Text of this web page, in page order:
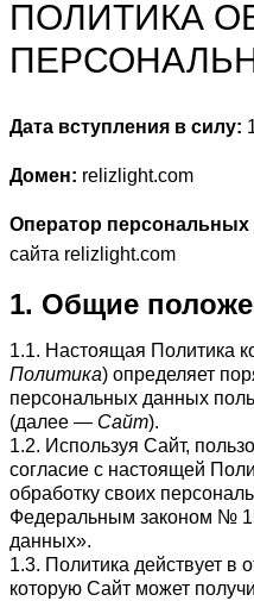
ПОЛИТИКА
Дата вступления в силу:
Домен: relizlight.com
Оператор
сайта relizlight.com
1. Общие
1.1. Настоящая Политика
Политика) определяет
персональных данных
(далее — Сайт).
1.2. Используя Сайт,
согласие с настоящей
обработку своих
Федеральным законом №
данных».
1.3. Политика действует
которую Сайт может